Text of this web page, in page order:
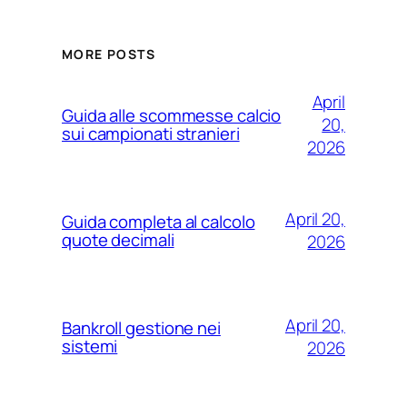
MORE POSTS
Guida alle scommesse calcio
sui campionati stranieri
April
20,
2026
Guida completa al calcolo
quote decimali
April 20,
2026
Bankroll gestione nei
sistemi
April 20,
2026